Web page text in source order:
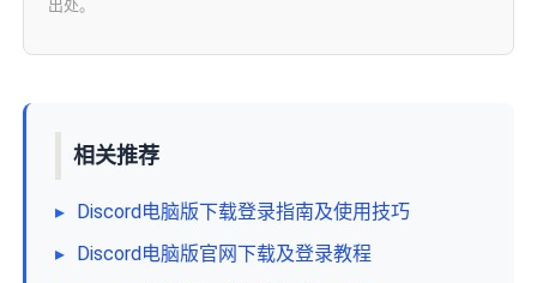
出处。
相关推荐
▸ Discord电脑版下载登录指南及使用技巧
▸ Discord电脑版官网下载及登录教程